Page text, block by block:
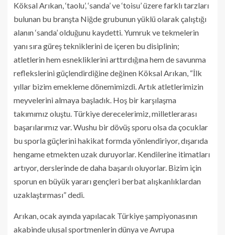
Köksal Arıkan, ‘taolu’, ‘sanda’ ve ‘toisu’ üzere farklı tarzları
bulunan bu branşta Niğde grubunun yüklü olarak çalıştığı
alanın ‘sanda’ olduğunu kaydetti. Yumruk ve tekmelerin
yanı sıra güreş tekniklerini de içeren bu disiplinin;
atletlerin hem esnekliklerini arttırdığına hem de savunma
reflekslerini güçlendirdiğine değinen Köksal Arıkan, “İlk
yıllar bizim emekleme dönemimizdi. Artık atletlerimizin
meyvelerini almaya başladık. Hoş bir karşılaşma
takımımız oluştu. Türkiye derecelerimiz, milletlerarası
başarılarımız var. Wushu bir dövüş sporu olsa da çocuklar
bu sporla güçlerini hakikat formda yönlendiriyor, dışarıda
hengame etmekten uzak duruyorlar. Kendilerine itimatları
artıyor, derslerinde de daha başarılı oluyorlar. Bizim için
sporun en büyük yararı gençleri berbat alışkanlıklardan
uzaklaştırması” dedi.
Arıkan, ocak ayında yapılacak Türkiye şampiyonasının
akabinde ulusal sportmenlerin dünya ve Avrupa